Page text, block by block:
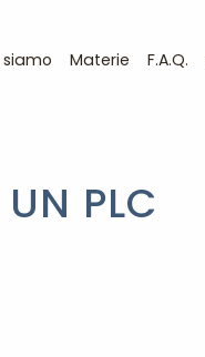
siamo Materie F.A.Q.
PLC